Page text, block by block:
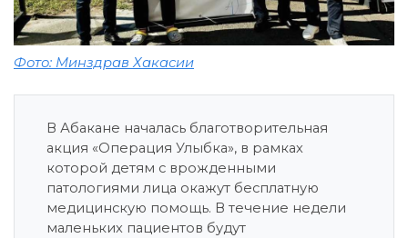
Фото: Минздрав Хакасии
В Абакане началась благотворительная
акция «Операция Улыбка», в рамках
которой детям с врожденными
патологиями лица окажут бесплатную
медицинскую помощь. В течение недели
маленьких пациентов будут